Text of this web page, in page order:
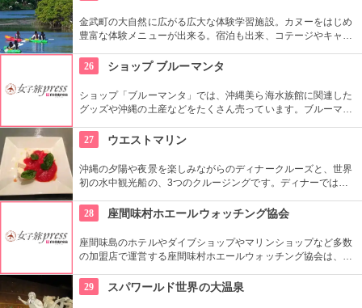
金武町の大自然に広がる広大な体験学習施設。カヌーをはじめ
豊富な体験メニューが出来る。宿泊も出来、コテージやキャン
める。
26 ショップ ブルーマンタ
ショップ「ブルーマンタ」では、沖縄美ら海水族館に関連した
グッズや沖縄の土産などをたくさん売っています。ブルーマン
ください。
27 ウエストマリン
沖縄の夕陽や夜景を楽しみながらのディナークルーズと、世界
初の水中観光船の、3つのクルージングです。ディナーでは、
は、船内から沖縄の海の中を思い存分に眺められます。
28 座間味村ホエールウォッチング協会
座間味島のホテルやダイブショップやマリンショップなど多数
の加盟店で運営する座間味村ホエールウォッチング協会は、ザ
に、大切な自然資源である鯨類の行動を妨げない等、安全にな
おかつ自然保護の活動のために設けられています。
29 スパワールド世界の大温泉